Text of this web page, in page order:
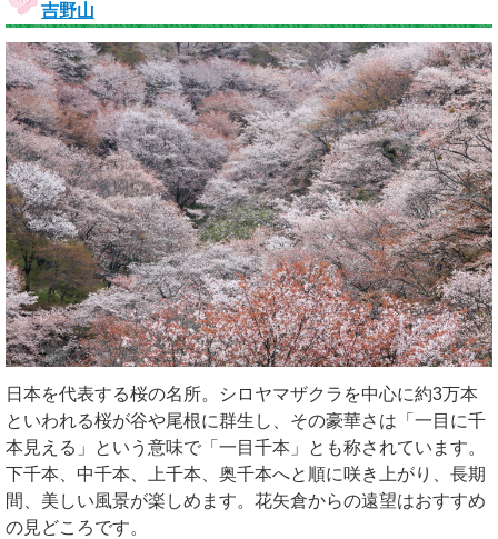
吉野山
日本を代表する桜の名所。シロヤマザクラを中心に約3万本
といわれる桜が谷や尾根に群生し、その豪華さは「一目に千
本見える」という意味で「一目千本」とも称されています。
下千本、中千本、上千本、奥千本へと順に咲き上がり、長期
間、美しい風景が楽しめます。花矢倉からの遠望はおすすめ
の見どころです。